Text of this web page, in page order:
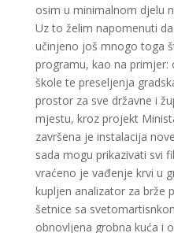
osim u minimalnom djelu
Uz to želim napomenuti
učinjeno još mnogo toga
programu, kao na primjer:
škole te preseljenja
prostor za sve državne i
mjestu, kroz projekt
završena je instalacija
sada mogu prikazivati svi
vraćeno je vađenje krvi u
kupljen analizator za brže
šetnice sa
obnovljena grobna kuća i